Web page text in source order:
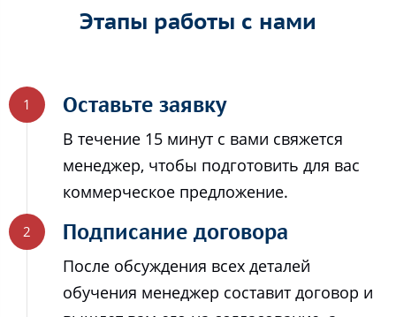
Этапы работы с нами
Оставьте заявку
В течение 15 минут с вами свяжется
менеджер, чтобы подготовить для вас
коммерческое предложение.
Подписание договора
После обсуждения всех деталей
обучения менеджер составит договор и